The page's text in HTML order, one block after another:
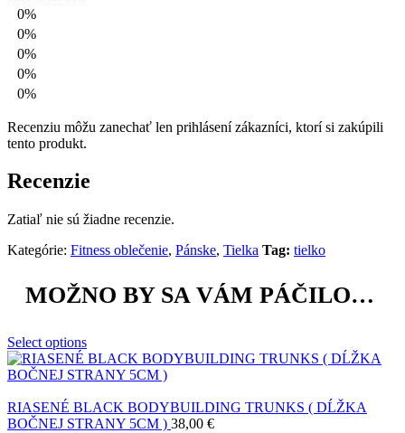
0%
0%
0%
0%
0%
Recenziu môžu zanechať len prihlásení zákazníci, ktorí si zakúpili
tento produkt.
Recenzie
Zatiaľ nie sú žiadne recenzie.
Kategórie: Fitness oblečenie, Pánske, Tielka Tag: tielko
MOŽNO BY SA VÁM PÁČILO…
Select options
RIASENÉ BLACK BODYBUILDING TRUNKS ( DĹŽKA
BOČNEJ STRANY 5CM ) 38,00 €